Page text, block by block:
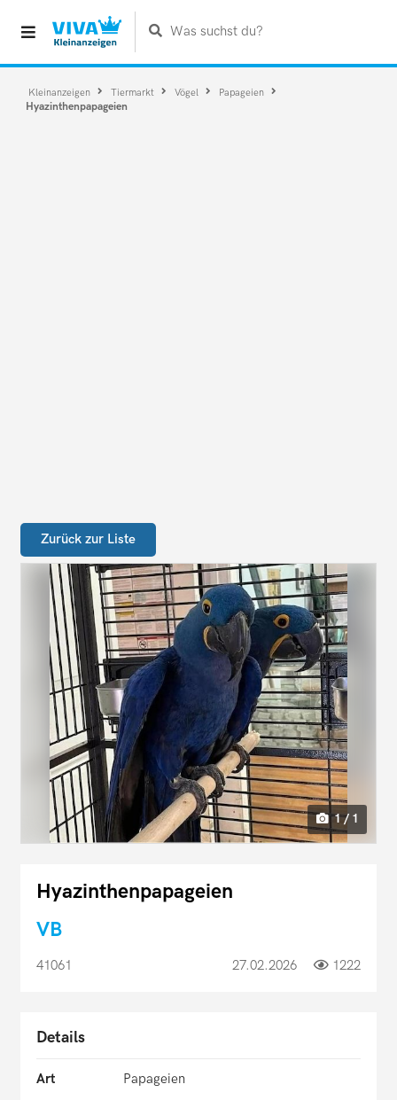
Was suchst du?
Kleinanzeigen Tiermarkt Vögel Papageien
Hyazinthenpapageien
Zurück zur Liste
1 / 1
Hyazinthenpapageien
VB
41061 27.02.2026 1222
Details
Art
Papageien